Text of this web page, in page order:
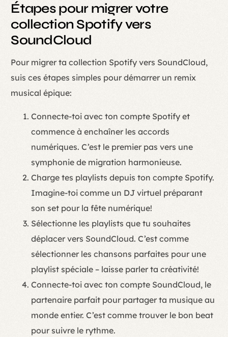
Étapes pour migrer votre
collection Spotify vers
SoundCloud
Pour migrer ta collection Spotify vers SoundCloud,
suis ces étapes simples pour démarrer un remix
musical épique:
Connecte-toi avec ton compte Spotify et
commence à enchaîner les accords
numériques. C’est le premier pas vers une
symphonie de migration harmonieuse.
Charge tes playlists depuis ton compte Spotify.
Imagine-toi comme un DJ virtuel préparant
son set pour la fête numérique!
Sélectionne les playlists que tu souhaites
déplacer vers SoundCloud. C’est comme
sélectionner les chansons parfaites pour une
playlist spéciale – laisse parler ta créativité!
Connecte-toi avec ton compte SoundCloud, le
partenaire parfait pour partager ta musique au
monde entier. C’est comme trouver le bon beat
pour suivre le rythme.